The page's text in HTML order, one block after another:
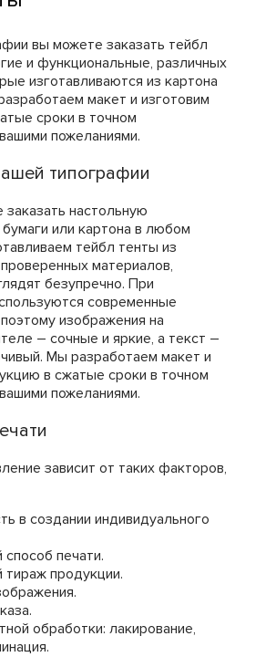
вы можете заказать тейбл
и функциональные, различных
изготавливаются из картона
макет и изготовим
сроки в точном
пожеланиями.
типографии
настольную
или картона в любом
тейбл тенты из
материалов,
безупречно. При
современные
изображения на
– сочные и яркие, а текст –
Мы разработаем макет и
в сжатые сроки в точном
пожеланиями.
зависит от таких факторов,
в создании индивидуального
печати.
продукции.
обработки: лакирование,